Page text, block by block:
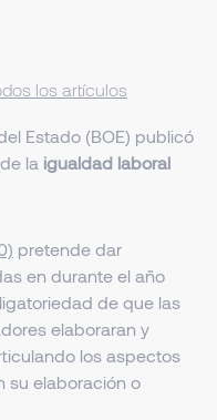
los artículos
Estado (BOE) publicó
la igualdad laboral
pretende dar
en durante el año
de que las
elaboraran y
los aspectos
su elaboración o